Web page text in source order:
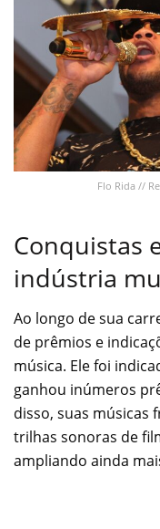
Flo Rida //
Conquistas
indústria
Ao longo de sua
de prêmios e
música. Ele foi
ganhou inúmeros
disso, suas músicas
trilhas sonoras de
ampliando ainda